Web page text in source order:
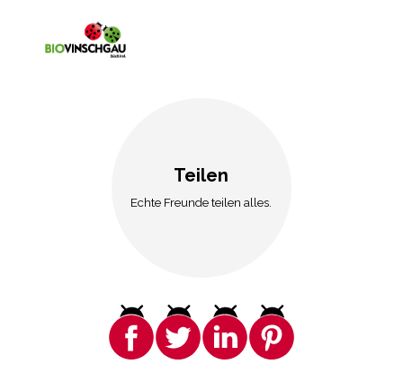
Teilen
Echte Freunde teilen alles.